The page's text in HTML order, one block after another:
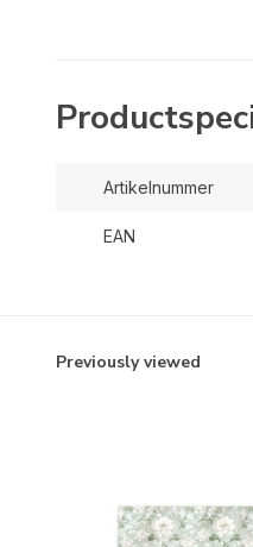
Artikelnummer
EAN
Previously viewed